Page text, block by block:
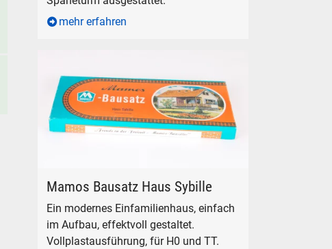
mehr erfahren
Mamos Bausatz Haus Sybille
Ein modernes Einfamilienhaus, einfach
im Aufbau, effektvoll gestaltet.
Vollplastausführung, für H0 und TT.